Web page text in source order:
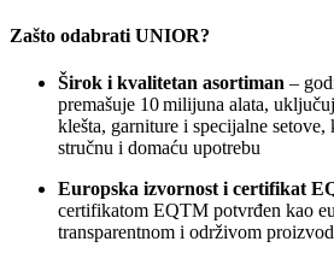
Zašto odabrati UNIOR?
Širok i kvalitetan asortiman –
premašuje 10 milijuna alata,
klešta, garniture i specijalne
stručnu i domaću upotrebu
Europska izvornost i certifikat
certifikatom EQTM potvrđen kao
transparentnom i održivom